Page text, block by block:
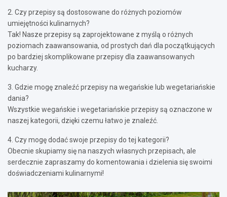
2. Czy przepisy są dostosowane do różnych poziomów
umiejętności kulinarnych?
Tak! Nasze przepisy są zaprojektowane z myślą o różnych
poziomach zaawansowania, od prostych dań dla początkujących
po bardziej skomplikowane przepisy dla zaawansowanych
kucharzy.
3. Gdzie mogę znaleźć przepisy na wegańskie lub wegetariańskie
dania?
Wszystkie wegańskie i wegetariańskie przepisy są oznaczone w
naszej kategorii, dzięki czemu łatwo je znaleźć.
4. Czy mogę dodać swoje przepisy do tej kategorii?
Obecnie skupiamy się na naszych własnych przepisach, ale
serdecznie zapraszamy do komentowania i dzielenia się swoimi
doświadczeniami kulinarnymi!